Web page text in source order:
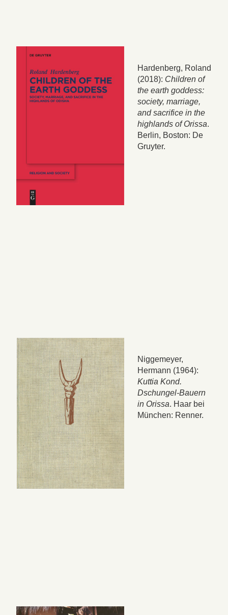
Hardenberg, Roland
(2018): Children of
the earth goddess:
society, marriage,
and sacrifice in the
highlands of Orissa.
Berlin, Boston: De
Gruyter.
Niggemeyer,
Hermann (1964):
Kuttia Kond.
Dschungel-Bauern
in Orissa. Haar bei
München: Renner.